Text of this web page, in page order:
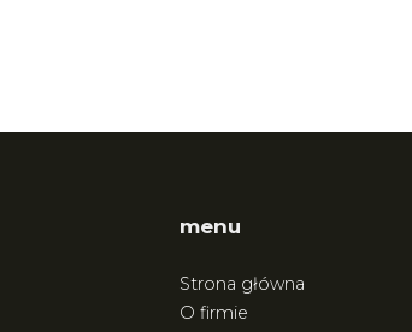
menu
Strona główna
O firmie